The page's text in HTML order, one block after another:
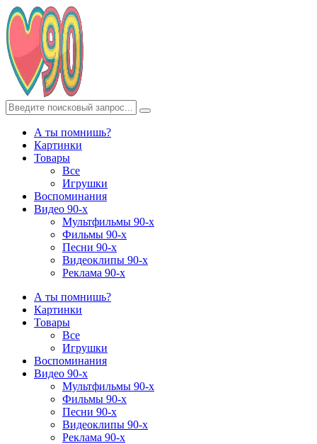
А ты помнишь?
Картинки
Товары
Все
Игрушки
Воспоминания
Видео 90-х
Мультфильмы 90-х
Фильмы 90-х
Песни 90-х
Видеоклипы 90-х
Реклама 90-х
А ты помнишь?
Картинки
Товары
Все
Игрушки
Воспоминания
Видео 90-х
Мультфильмы 90-х
Фильмы 90-х
Песни 90-х
Видеоклипы 90-х
Реклама 90-х